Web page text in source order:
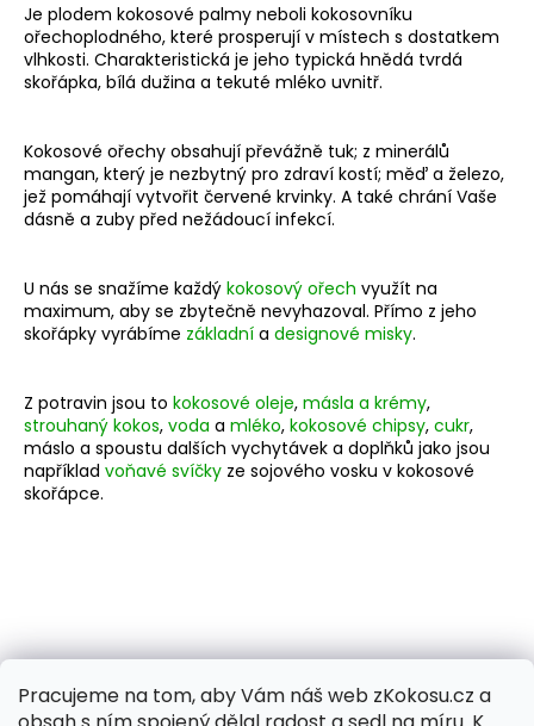
Pracujeme na tom, aby Vám náš web zKokosu.cz a
Je plodem kokosové palmy neboli kokosovníku
ořechoplodného, které prosperují v místech s dostatkem
vlhkosti. Charakteristická je jeho typická hnědá tvrdá
skořápka, bílá dužina a tekuté mléko uvnitř.
Kokosové ořechy obsahují převážně tuk; z minerálů
mangan, který je nezbytný pro zdraví kostí; měď a železo,
jež pomáhají vytvořit červené krvinky. A také chrání Vaše
dásně a zuby před nežádoucí infekcí.
U nás se snažíme každý kokosový ořech využít na
maximum, aby se zbytečně nevyhazoval. Přímo z jeho
skořápky vyrábíme základní a designové misky.
Z potravin jsou to kokosové oleje, másla a krémy,
strouhaný kokos, voda a mléko, kokosové chipsy, cukr,
máslo a spoustu dalších vychytávek a doplňků jako jsou
například voňavé svíčky ze sojového vosku v kokosové
skořápce.